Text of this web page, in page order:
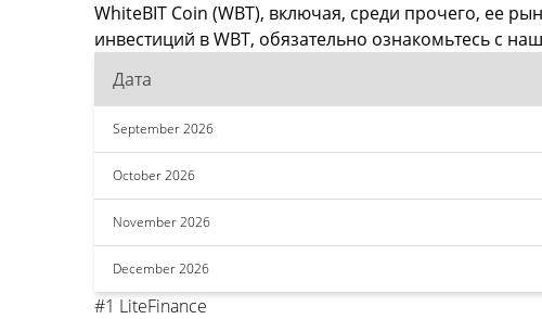
WhiteBIT Coin (WBT), включая, среди прочего, ее
инвестиций в WBT, обязательно ознакомьтесь с
Дата
September 2026
October 2026
November 2026
December 2026
#1 LiteFinance